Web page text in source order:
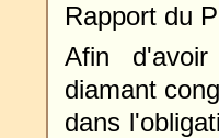
Rapport du
Afin
diamant
dans